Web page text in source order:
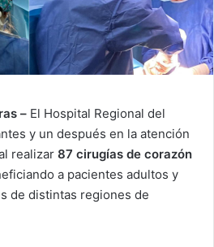
– El Hospital Regional del
y un después en la atención
realizar 87 cirugías de corazón
a pacientes adultos y
de distintas regiones de